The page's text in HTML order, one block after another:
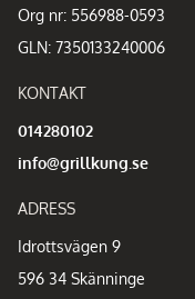
Org nr: 556988-0593
GLN: 7350133240006
KONTAKT
014280102
info@grillkung.se
ADRESS
Idrottsvägen 9
596 34 Skänninge